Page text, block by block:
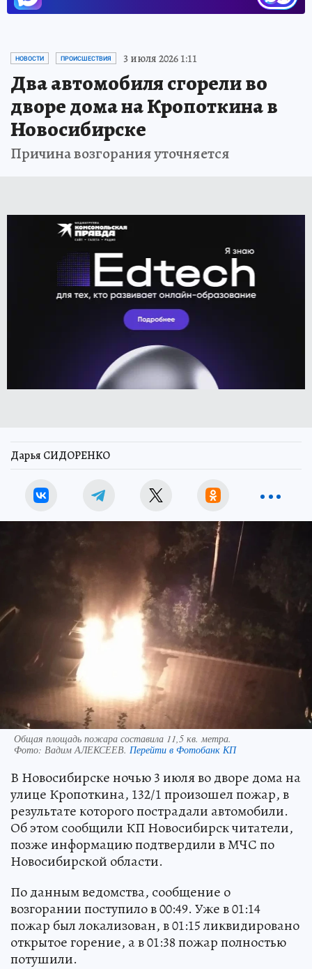
НОВОСТИ ПРОИСШЕСТВИЯ 3 июля 2026 1:11
Два автомобиля сгорели во
дворе дома на Кропоткина в
Новосибирске
Причина возгорания уточняется
Дарья СИДОРЕНКО
Общая площадь пожара составила 11,5 кв. метра.
Фото: Вадим АЛЕКСЕЕВ. Перейти в Фотобанк КП
В Новосибирске ночью 3 июля во дворе дома на
улице Кропоткина, 132/1 произошел пожар, в
результате которого пострадали автомобили.
Об этом сообщили КП Новосибирск читатели,
позже информацию подтвердили в МЧС по
Новосибирской области.
По данным ведомства, сообщение о
возгорании поступило в 00:49. Уже в 01:14
пожар был локализован, в 01:15 ликвидировано
открытое горение, а в 01:38 пожар полностью
потушили.